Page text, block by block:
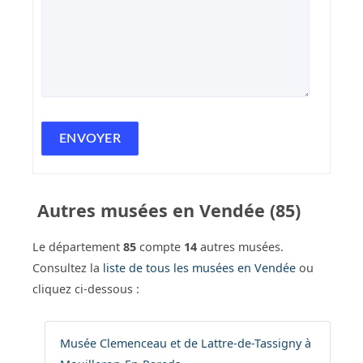
Autres musées en Vendée (85)
Le département 85 compte 14 autres musées.
Consultez la liste de tous les musées en Vendée ou
cliquez ci-dessous :
Musée Clemenceau et de Lattre-de-Tassigny à